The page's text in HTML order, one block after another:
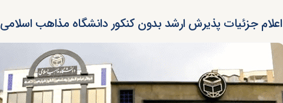
اعلام جزئیات پذیرش ارشد بدون کنکور دانشگاه مذاهب اسلامی ۱۴۰۳